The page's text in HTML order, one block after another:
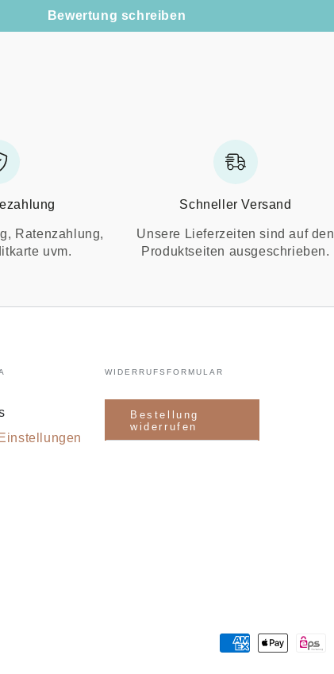
Bewertung schreiben
Ratenzahlung,
uvm.
Schneller Versand
Unsere Lieferzeiten sind auf den
Produktseiten ausgeschrieben.
WIDERRUFSFORMULAR
Bestellung
widerrufen
Zahlungsmöglichkeiten